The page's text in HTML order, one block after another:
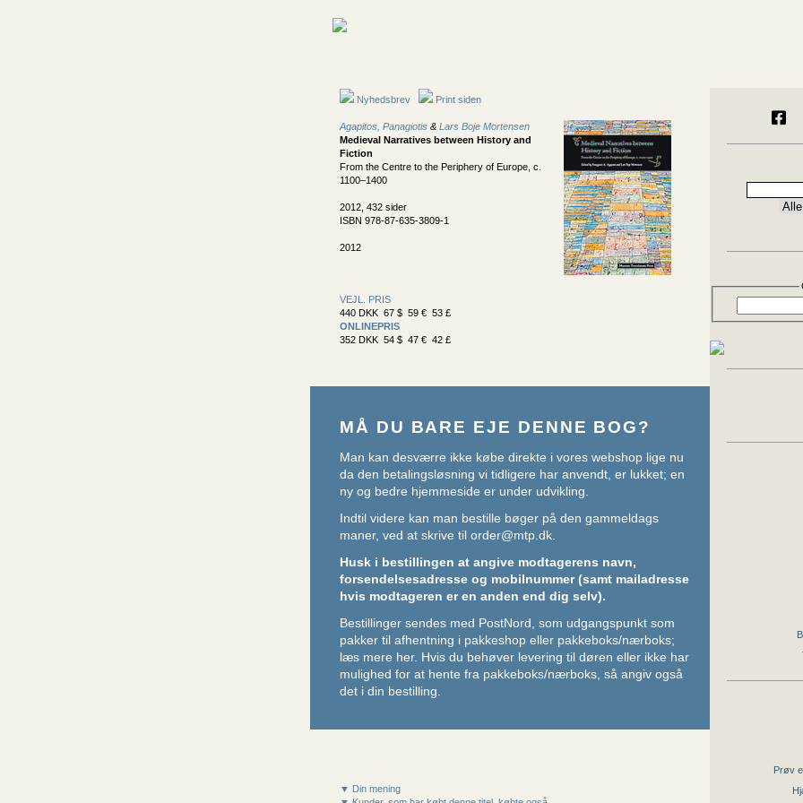
Nyhedsbrev Print siden
Agapitos, Panagiotis & Lars Boje Mortensen
Medieval Narratives between History and
Fiction
From the Centre to the Periphery of Europe, c.
1100–1400
2012, 432 sider
ISBN 978-87-635-3809-1
2012
VEJL. PRIS
440 DKK 67 $ 59 € 53 £
ONLINEPRIS
352 DKK 54 $ 47 € 42 £
MÅ DU BARE EJE DENNE BOG?
Man kan desværre ikke købe direkte i vores webshop lige nu
da den betalingsløsning vi tidligere har anvendt, er lukket; en
ny og bedre hjemmeside er under udvikling.
Indtil videre kan man bestille bøger på den gammeldags
maner, ved at skrive til order@mtp.dk.
Husk i bestillingen at angive modtagerens navn,
forsendelsesadresse og mobilnummer (samt mailadresse
hvis modtageren er en anden end dig selv).
Bestillinger sendes med PostNord, som udgangspunkt som
pakker til afhentning i pakkeshop eller pakkeboks/nærboks;
læs mere her. Hvis du behøver levering til døren eller ikke har
mulighed for at hente fra pakkeboks/nærboks, så angiv også
det i din bestilling.
▼ Din mening
Prøv